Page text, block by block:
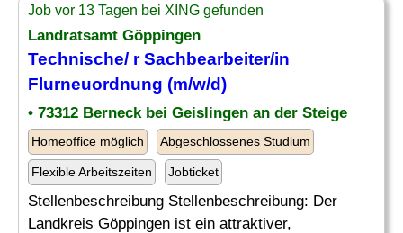
Job vor 13 Tagen bei XING gefunden
Landratsamt Göppingen
Technische/ r Sachbearbeiter/in
Flurneuordnung (m/w/d)
• 73312 Berneck bei Geislingen an der Steige
Homeoffice möglich Abgeschlossenes Studium
Flexible Arbeitszeiten Jobticket
Stellenbeschreibung Stellenbeschreibung: Der
Landkreis Göppingen ist ein attraktiver,